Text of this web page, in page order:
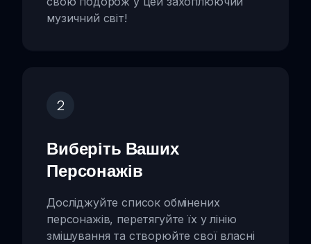
музичний світ!
2
Виберіть Ваших
Персонажів
Досліджуйте список обмінених
персонажів, перетягуйте їх у лінію
змішування та створюйте свої власні